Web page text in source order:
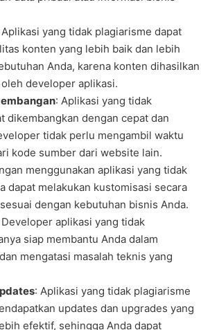
Aplikasi yang tidak plagiarisme dapat
konten yang lebih baik dan lebih
Anda, karena konten dihasilkan
developer aplikasi.
: Aplikasi yang tidak
dikembangkan dengan cepat dan
tidak perlu mengambil waktu
kode sumber dari website lain.
menggunakan aplikasi yang tidak
dapat melakukan kustomisasi secara
dengan kebutuhan bisnis Anda.
Developer aplikasi yang tidak
siap membantu Anda dalam
mengatasi masalah teknis yang
: Aplikasi yang tidak plagiarisme
updates dan upgrades yang
efektif, sehingga Anda dapat